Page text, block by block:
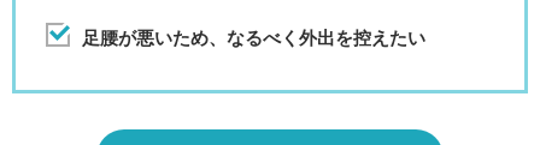
足腰が悪いため、なるべく外出を控えたい